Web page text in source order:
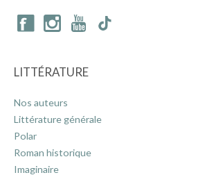
LITTÉRATURE
Nos auteurs
Littérature générale
Polar
Roman historique
Imaginaire